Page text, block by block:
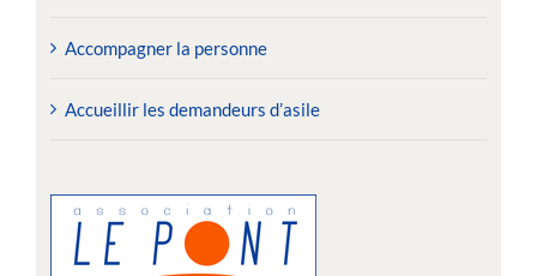
Accompagner la personne
Accueillir les demandeurs d’asile